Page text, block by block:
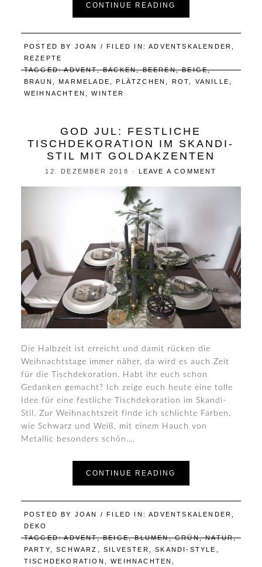
CONTINUE READING
POSTED BY JOAN / FILED IN:ADVENTSKALENDER
REZEPTE
TAGGED:ADVENT,BACKEN,BEEREN,BEIGE,
BRAUN
,MARMELADE ,PLÄTZCHEN ROT VANILLE
WEIHNACHTEN
,WINTER
GOD JUL: FESTLICHE
TISCHDEKORATION IM SKANDI-
STIL MIT GOLDAKZENTEN
12. DEZEMBER 2018 · LEAVE A COMMENT
Die Halbzeit ist erreicht und damit rücken die
Weihnachtstage immer näher, da wird es auch Zeit
für die Tischdekoration. Habt ihr euch schon
Gedanken gemacht? Ich zeige euch heute eine tolle
Idee für eine festliche Tischdekoration im Skandi-
Stil. Zur Weihnachtszeit finde ich schlichte Farben,
wie Schwarz und Weiß, mit einem Hauch von
Metallic besonders schön….
CONTINUE READING
POSTED BY JOAN / FILED IN:ADVENTSKALENDER
DEKO
TAGGED:ADVENT,BEIGE,BLUMEN,GRÜN,NATUR,
PARTY ,SCHWARZ ,SILVESTER ,SKANDI-STYLE
TISCHDEKORATION
,WEIHNACHTEN